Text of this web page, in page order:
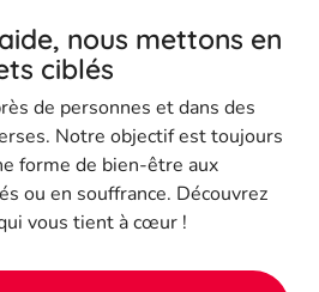
nous mettons en
ciblés
de personnes et dans des
Notre objectif est toujours
forme de bien-être aux
ou en souffrance. Découvrez
vous tient à cœur !